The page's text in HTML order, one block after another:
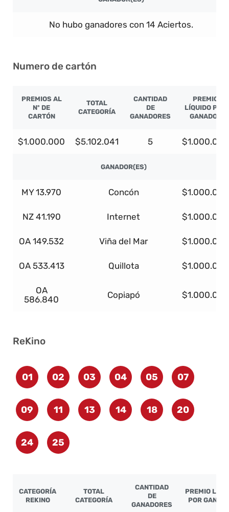
No hubo ganadores con 14 Aciertos.
Numero de cartón
PREMIOS AL
Nº DE
CARTÓN
TOTAL
CATEGORÍA
CANTIDAD
DE
GANADORES
PREMIO
LÍQUIDO POR
GANADOR
$1.000.000 $5.102.041 5 $1.000.000
GANADOR(ES)
MY 13.970 Concón $1.000.000
NZ 41.190 Internet $1.000.000
OA 149.532 Viña del Mar $1.000.000
OA 533.413 Quillota $1.000.000
OA
586.840
Copiapó $1.000.000
ReKino
01 02 03 04 05 07
09 11 13 14 18 20
24 25
CATEGORÍA
REKINO
TOTAL
CATEGORÍA
CANTIDAD
DE
GANADORES
PREMIO
POR